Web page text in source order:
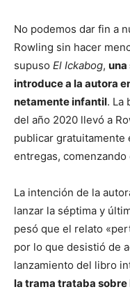
No podemos dar fin a
Rowling sin hacer
supuso El Ickabog, una
introduce a la autora
netamente infantil. La
del año 2020 llevó a
publicar gratuitamente
entregas,
La intención de la
lanzar la séptima y
pesó que el relato
por lo que desistió de
lanzamiento del libro
la trama trataba sobre